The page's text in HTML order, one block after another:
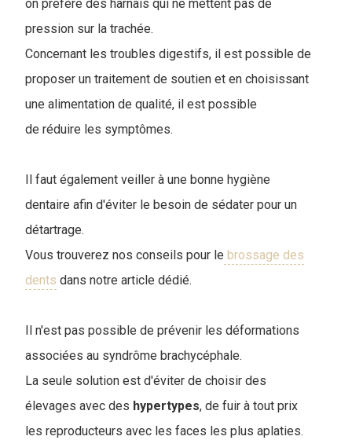
on préfère des harnais qui ne mettent pas de
pression sur la trachée.
Concernant les troubles digestifs, il est possible de
proposer un traitement de soutien et en choisissant
une alimentation de qualité, il est possible
de réduire les symptômes.
l faut également veiller à une bonne hygiène
dentaire afin d'éviter le besoin de sédater pour un
détartrage.
Vous trouverez nos conseils pour le brossage des
dents dans notre article dédié.
Il n'est pas possible de prévenir les déformations
associées au syndrôme brachycéphale.
La seule solution est d'éviter de choisir des
élevages avec des hypertypes, de fuir à tout prix
les reproducteurs avec les faces les plus aplaties.